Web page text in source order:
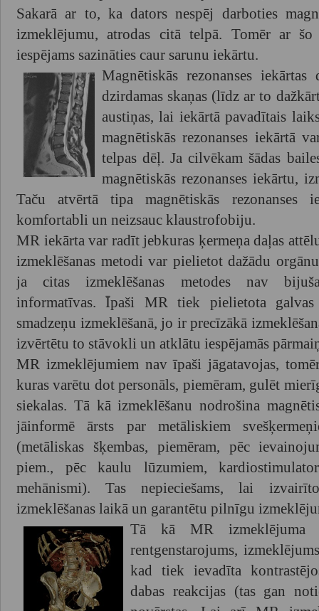
Sakarā ar to, ka dators nespēj darboties
izmeklējumu, atrodas citā telpā. Tomēr ar
iespējams sazināties caur sarunu iekārtu.
Magnētiskās rezonanses
dzirdamas skaņas (līdz ar to
austiņas, lai iekārtā pavadītais
magnētiskās rezonanses iekārtā
telpas dēļ. Ja cilvēkam šādas
magnētiskās rezonanses iekārtu,
Taču atvērtā tipa magnētiskās rezonanses
komfortabli un neizsauc klaustrofobiju.
MR iekārta var radīt jebkuras ķermeņa daļas
izmeklēšanas metodi var pielietot dažādu
ja citas izmeklēšanas metodes nav
informatīvas. Īpaši MR tiek pielietota
smadzeņu izmeklēšanā, jo ir precīzākā
izvērtētu to stāvokli un atklātu iespējamās
MR izmeklējumiem nav īpaši jāgatavojas,
kuras varētu dot personāls, piemēram, gulēt
siekalas. Tā kā izmeklēšanu nodrošina
jāinformē ārsts par metāliskiem
(metāliskas šķembas, piemēram, pēc
piem., pēc kaulu lūzumiem,
mehānismi). Tas nepieciešams, lai
izmeklēšanas laikā un garantētu pilnīgu
Tā kā MR izmeklējuma
rentgenstarojums,
kad tiek ievadīta
dabas reakcijas (tas gan